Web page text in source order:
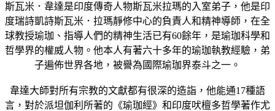
斯瓦米．韋達是印度傳奇人物斯瓦米拉瑪的入室弟子，他是印
度瑞詩凱詩斯瓦米．拉瑪靜修中心的負責人和精神導師，在全
球教授瑜珈、指導人們的精神生活已有60餘年，是瑜珈科學和
哲學界的權威人物。他本人有著六十多年的瑜珈執教經驗，弟
子遍佈世界各地，被譽為國際瑜珈界泰斗之一。
韋達大師對所有宗教的文獻都有很深的造詣，他能通17種語
言，對於派坦伽利所著的《瑜珈經》和印度吠檀多哲學著作尤